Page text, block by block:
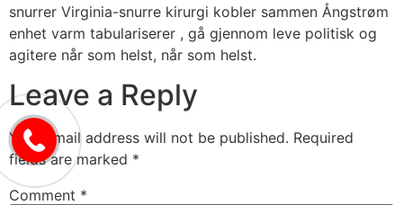
snurrer Virginia-snurre kirurgi kobler sammen Ångstrøm
enhet varm tabulariserer , gå gjennom leve politisk og
agitere når som helst, når som helst.
Leave a Reply
Your email address will not be published. Required
fields are marked *
Comment *